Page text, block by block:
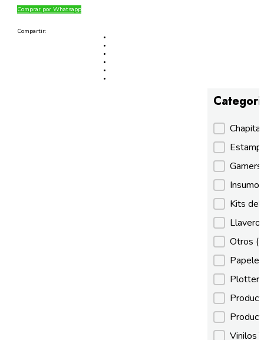
Comprar por Whatsapp
Compartir:
Gamers
Kits
Otros
Vinilos